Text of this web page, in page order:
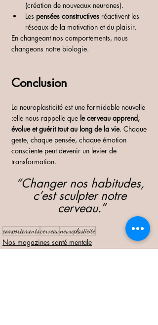
(création de nouveaux neurones).
Les pensées constructives réactivent les
réseaux de la motivation et du plaisir.
En changeant nos comportements, nous
changeons notre biologie.
Conclusion
La neuroplasticité est une formidable nouvelle
:elle nous rappelle que le cerveau apprend,
évolue et guérit tout au long de la vie. Chaque
geste, chaque pensée, chaque émotion
consciente peut devenir un levier de
transformation.
“Changer nos habitudes,
c’est sculpter notre
cerveau.”
comportementscerveauneuroplasticité
Nos magazines santé mentale